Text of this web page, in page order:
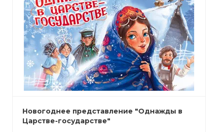
Новогоднее представление "Однажды в
Царстве-государстве"